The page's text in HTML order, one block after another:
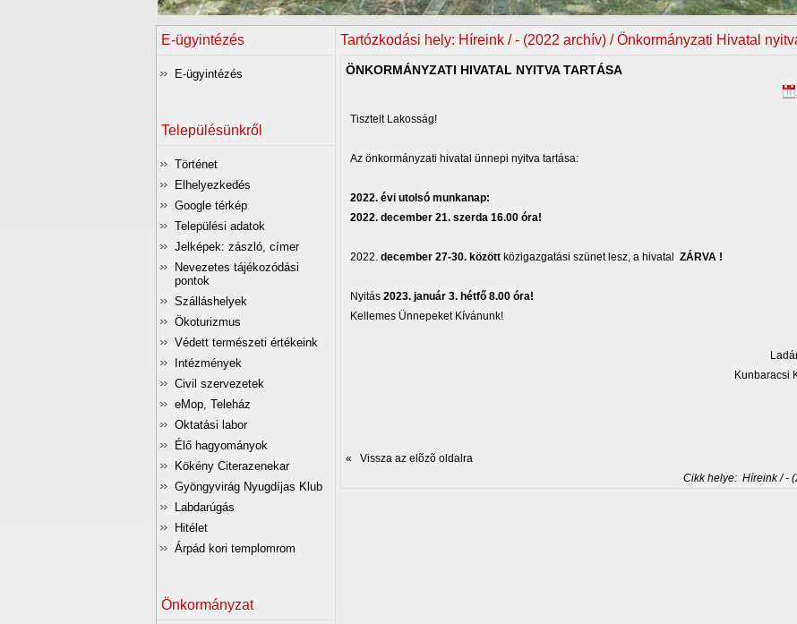
E-ügyintézés
E-ügyintézés
Településünkről
Történet
Elhelyezkedés
Google térkép
Települési adatok
Jelképek: zászló, címer
Nevezetes tájékozódási
pontok
Szálláshelyek
Ökoturizmus
Védett természeti értékeink
Intézmények
Civil szervezetek
eMop, Teleház
Oktatási labor
Élő hagyományok
Kökény Citerazenekar
Gyöngyvirág Nyugdíjas Klub
Labdarúgás
Hitélet
Árpád kori templomrom
Önkormányzat
Tartózkodási hely: Híreink / - (2022 archív) / Önkormányzati Hivatal
ÖNKORMÁNYZATI HIVATAL NYITVA TARTÁSA
Tisztelt Lakosság!
Az önkormányzati hivatal ünnepi nyitva tartása:
2022. évi utolsó munkanap:
2022. december 21. szerda 16.00 óra!
2022. december 27-30. között közigazgatási szünet lesz, a hivatal ZÁRVA !
Nyitás2023. január 3. hétfő 8.00 óra!
Kellemes Ünnepeket Kívánunk!
Kunbaracsi
« Vissza az elõzõ oldalra
Cikk helye:Híreink / -